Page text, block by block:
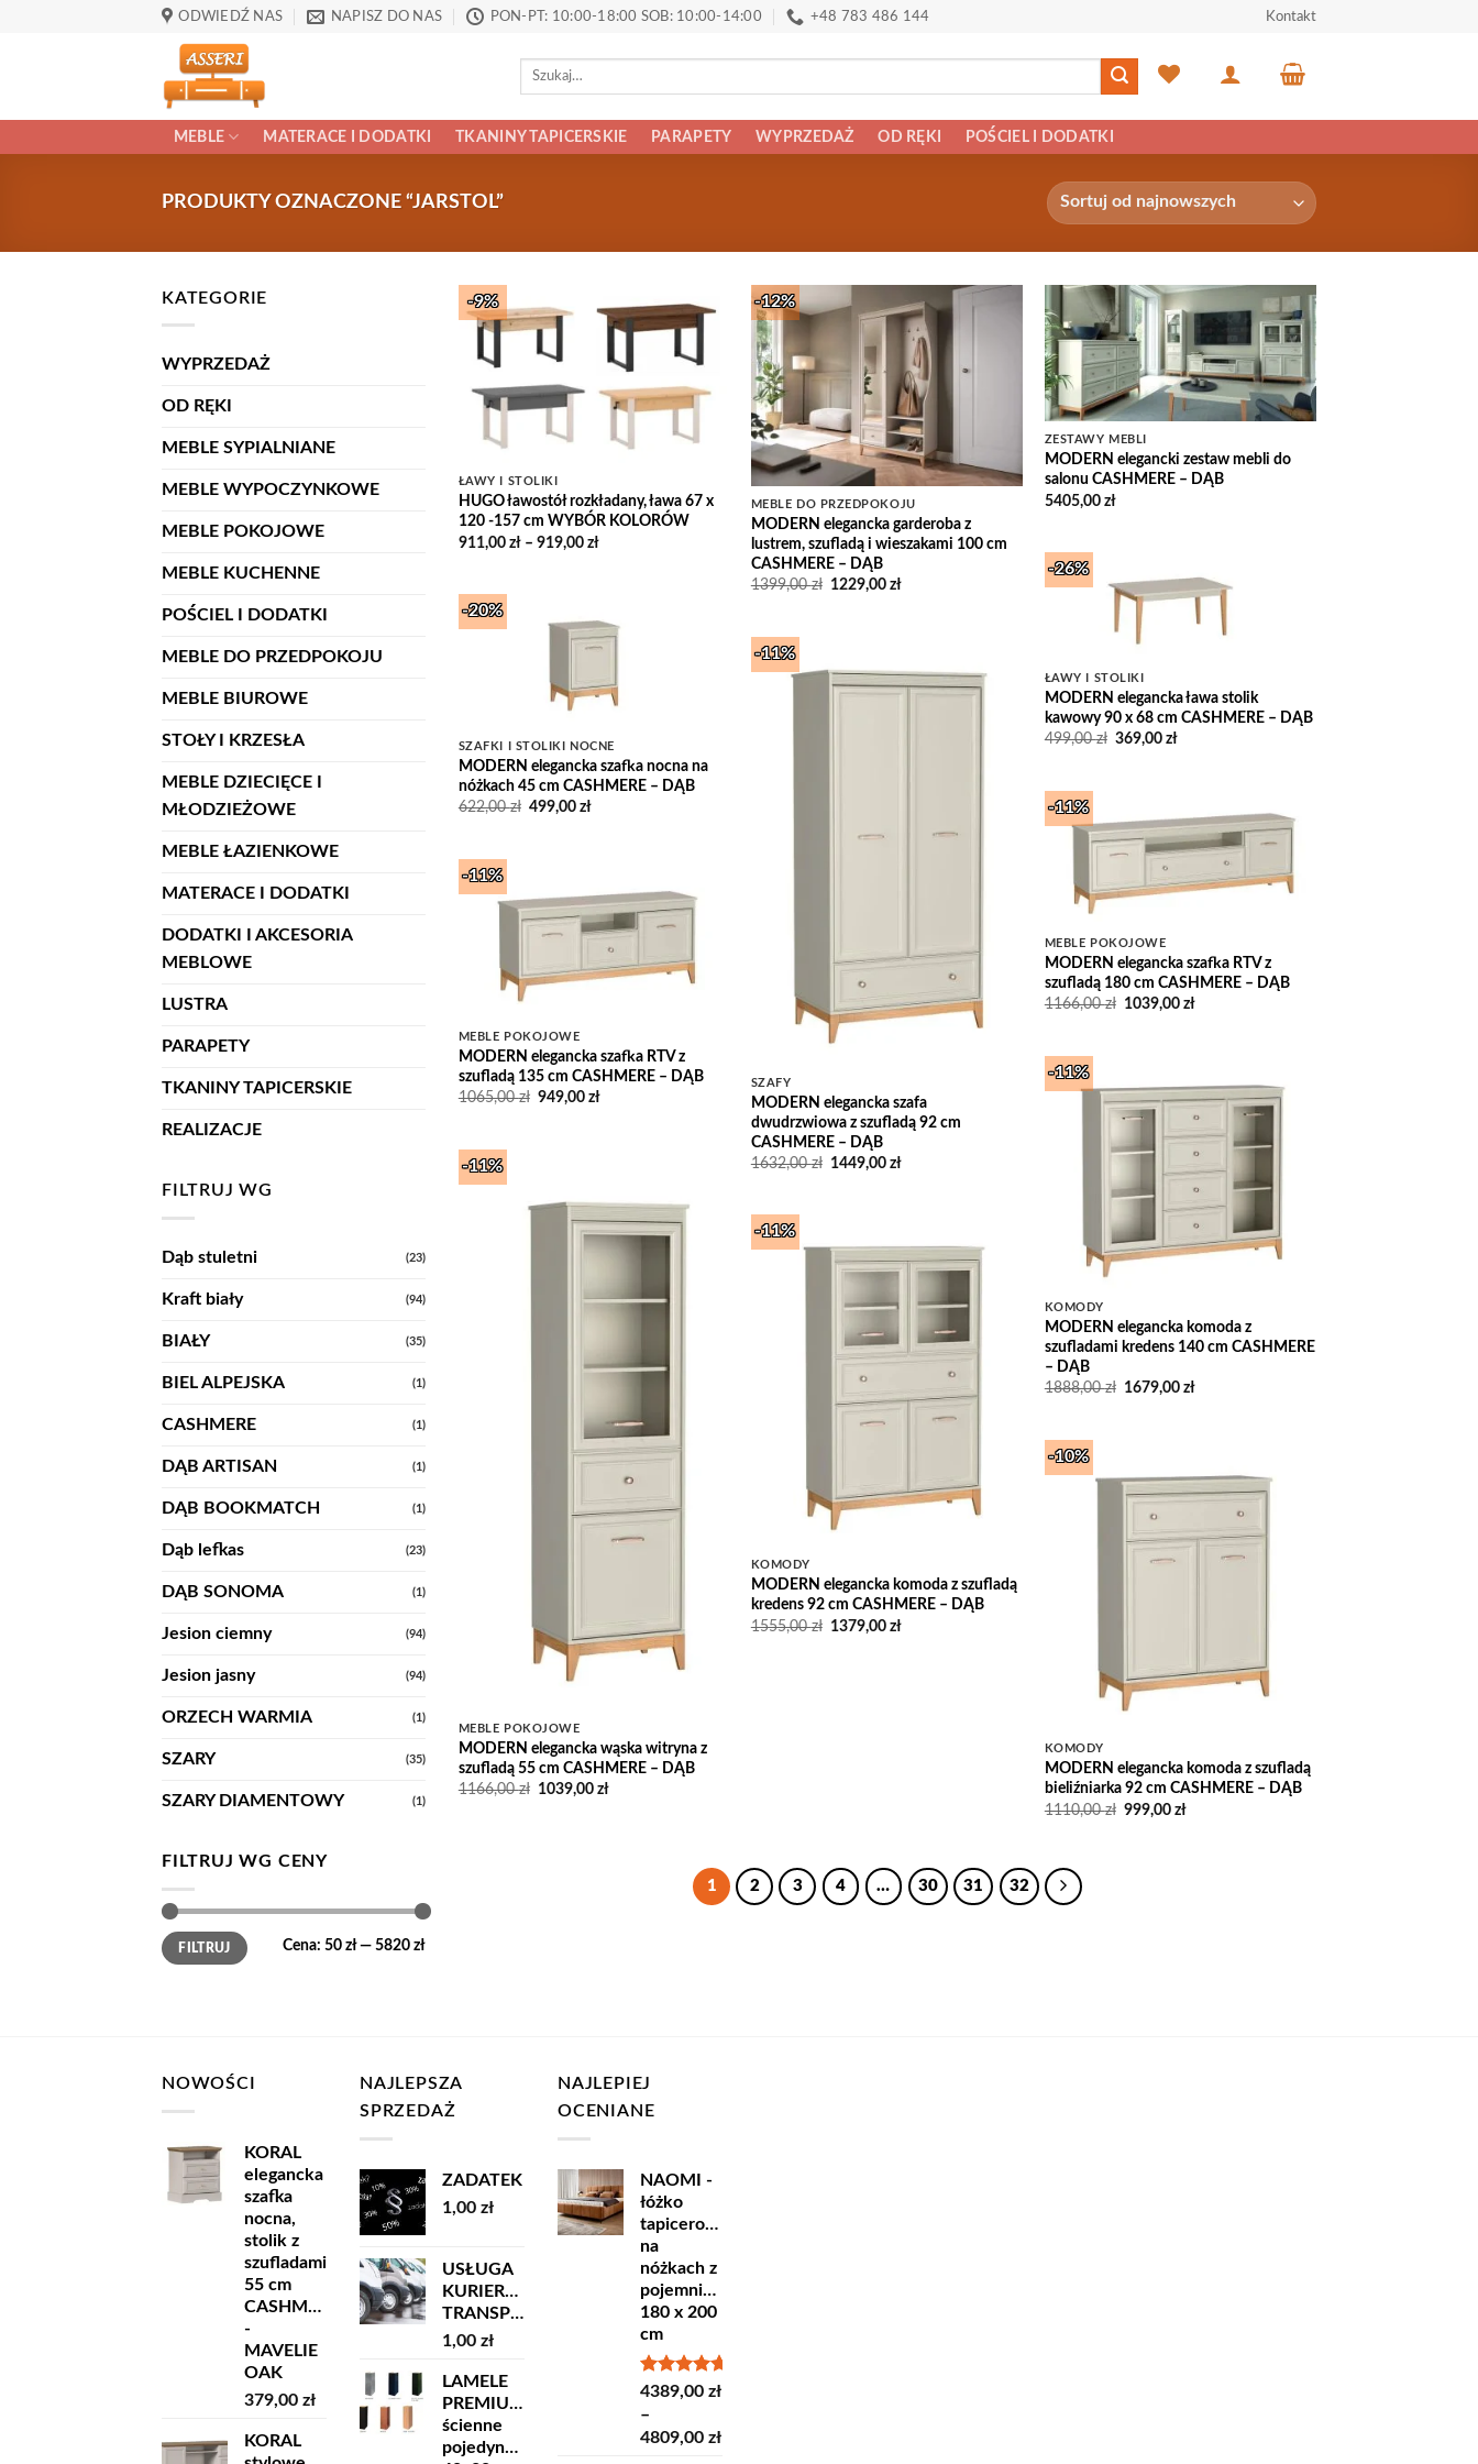
ODWIEDŹ NAS NAPISZ DO NAS PON-PT: 10:00-18:00 SOB: 10:00-14:00 +48 783 486 144 Kontakt
Szukaj:
MEBLE MATERACE I DODATKI TKANINY TAPICERSKIE PARAPETY WYPRZEDAŻ OD RĘKI POŚCIEL I DODATKI
PRODUKTY OZNACZONE “JARSTOL”
KATEGORIE
WYPRZEDAŻ
OD RĘKI
MEBLE SYPIALNIANE
MEBLE WYPOCZYNKOWE
MEBLE POKOJOWE
MEBLE KUCHENNE
POŚCIEL I DODATKI
MEBLE DO PRZEDPOKOJU
MEBLE BIUROWE
STOŁY I KRZESŁA
MEBLE DZIECIĘCE I
MŁODZIEŻOWE
MEBLE ŁAZIENKOWE
MATERACE I DODATKI
DODATKI I AKCESORIA
MEBLOWE
LUSTRA
PARAPETY
TKANINY TAPICERSKIE
REALIZACJE
FILTRUJ WG
Dąb stuletni (23)
Kraft biały (94)
BIAŁY (35)
BIEL ALPEJSKA (1)
CASHMERE (1)
DĄB ARTISAN (1)
DĄB BOOKMATCH (1)
Dąb lefkas (23)
DĄB SONOMA (1)
Jesion ciemny (94)
Jesion jasny (94)
ORZECH WARMIA (1)
SZARY (35)
SZARY DIAMENTOWY (1)
FILTRUJ WG CENY
Cena
min
Cena
maxFILTRUJ Cena: 50 zł— 5820 zł
-9%
Wishlist
ŁAWY I STOLIKI
HUGO ławostół rozkładany, ława 67 x
120 -157 cm WYBÓR KOLORÓW
911,00 zł – 919,00 złZakres
919,00 zł
-12%
MEBLE DO PRZEDPOKOJU
MODERN elegancka garderoba z
lustrem, szufladą i wieszakami 100 cm
CASHMERE – DĄB
1399,00zł Pierwotna
1229,00złAktualna
Add to
Wishlist
ZESTAWY MEBLI
MODERN elegancki zestaw mebli do
salonu CASHMERE – DĄB
5405,00 zł
-26%
ŁAWY I STOLIKI
MODERN elegancka ława stolik
kawowy 90 x 68 cm CASHMERE – DĄB
499,00zł Pierwotna
369,00złAktualna
-20%
SZAFKI I STOLIKI NOCNE
MODERN elegancka szafka nocna na
nóżkach 45 cm CASHMERE – DĄB
622,00zł Pierwotna
499,00złAktualna
-11%
Add to
SZAFY
MODERN elegancka szafa
dwudrzwiowa z szufladą 92 cm
CASHMERE – DĄB
1632,00zł Pierwotna
1449,00złAktualna
-11%
MEBLE POKOJOWE
MODERN elegancka szafka RTV z
szufladą 180 cm CASHMERE – DĄB
1166,00zł Pierwotna
1039,00złAktualna
-11%
MEBLE POKOJOWE
MODERN elegancka szafka RTV z
szufladą 135 cm CASHMERE – DĄB
1065,00zł Pierwotna
949,00złAktualna
-11%
Add to
KOMODY
MODERN elegancka komoda z
szufladami kredens 140 cm CASHMERE
– DĄB
1888,00zł Pierwotna
1679,00złAktualna
-11%
Add to
Wishlist
MEBLE POKOJOWE
MODERN elegancka wąska witryna z
szufladą 55 cm CASHMERE – DĄB
1166,00zł Pierwotna
1039,00złAktualna
-11%
Add to
KOMODY
MODERN elegancka komoda z szufladą
kredens 92 cm CASHMERE – DĄB
1555,00zł Pierwotna
1379,00złAktualna
-10%
Add to
KOMODY
MODERN elegancka komoda z szufladą
bieliźniarka 92 cm CASHMERE – DĄB
1110,00zł Pierwotna
999,00złAktualna
1
2 3 4 … 30 31 32
NOWOŚCI
KORAL
elegancka
szafka
nocna,
stolik z
szufladami
55 cm
CASHMERE
-
MAVELIE
OAK
379,00 zł
KORAL
NAJLEPSZA
SPRZEDAŻ
ZADATEK
1,00 zł
USŁUGA
KURIERSKA
TRANSPORT
1,00 zł
LAMELE
PREMIUM
ścienne
pojedyncze
NAJLEPIEJ
OCENIANE
NAOMI -
łóżko
tapicerowane
na
nóżkach z
pojemnikiem
180 x 200
cm
Oceniono
4389,00 zł
–
4809,00 złZakres